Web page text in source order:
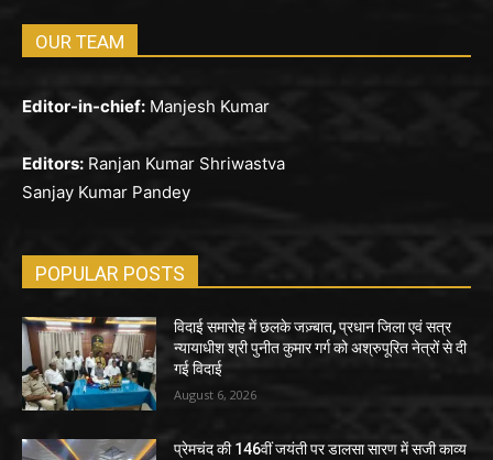
OUR TEAM
Editor-in-chief: Manjesh Kumar
Editors: Ranjan Kumar Shriwastva
Sanjay Kumar Pandey
POPULAR POSTS
विदाई समारोह में छलके जज़्बात, प्रधान जिला एवं सत्र
न्यायाधीश श्री पुनीत कुमार गर्ग को अश्रुपूरित नेत्रों से दी
गई विदाई
August 6, 2026
प्रेमचंद की 146वीं जयंती पर डालसा सारण में सजी काव्य